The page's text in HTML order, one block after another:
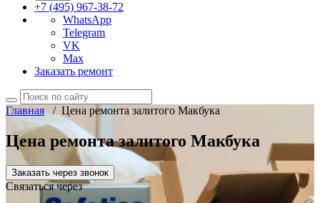
+7 (495) 967-38-72
WhatsApp
Telegram
VK
Max
Заказать ремонт
Главная/ Цена ремонта залитого Макбука
Цена ремонта залитого Макбука
Заказать через звонок
Связаться через